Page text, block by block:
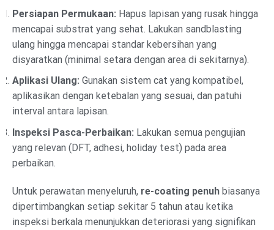
Persiapan Permukaan: Hapus lapisan yang rusak hingga
mencapai substrat yang sehat. Lakukan sandblasting
ulang hingga mencapai standar kebersihan yang
disyaratkan (minimal setara dengan area di sekitarnya).
Aplikasi Ulang: Gunakan sistem cat yang kompatibel,
aplikasikan dengan ketebalan yang sesuai, dan patuhi
interval antara lapisan.
Inspeksi Pasca-Perbaikan: Lakukan semua pengujian
yang relevan (DFT, adhesi, holiday test) pada area
perbaikan.
Untuk perawatan menyeluruh, re-coating penuh biasanya
dipertimbangkan setiap sekitar 5 tahun atau ketika
inspeksi berkala menunjukkan deteriorasi yang signifikan